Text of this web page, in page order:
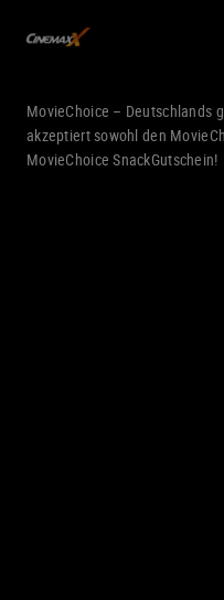
MovieChoice – Deutschlands
akzeptiert sowohl den
MovieChoice SnackGutschein!